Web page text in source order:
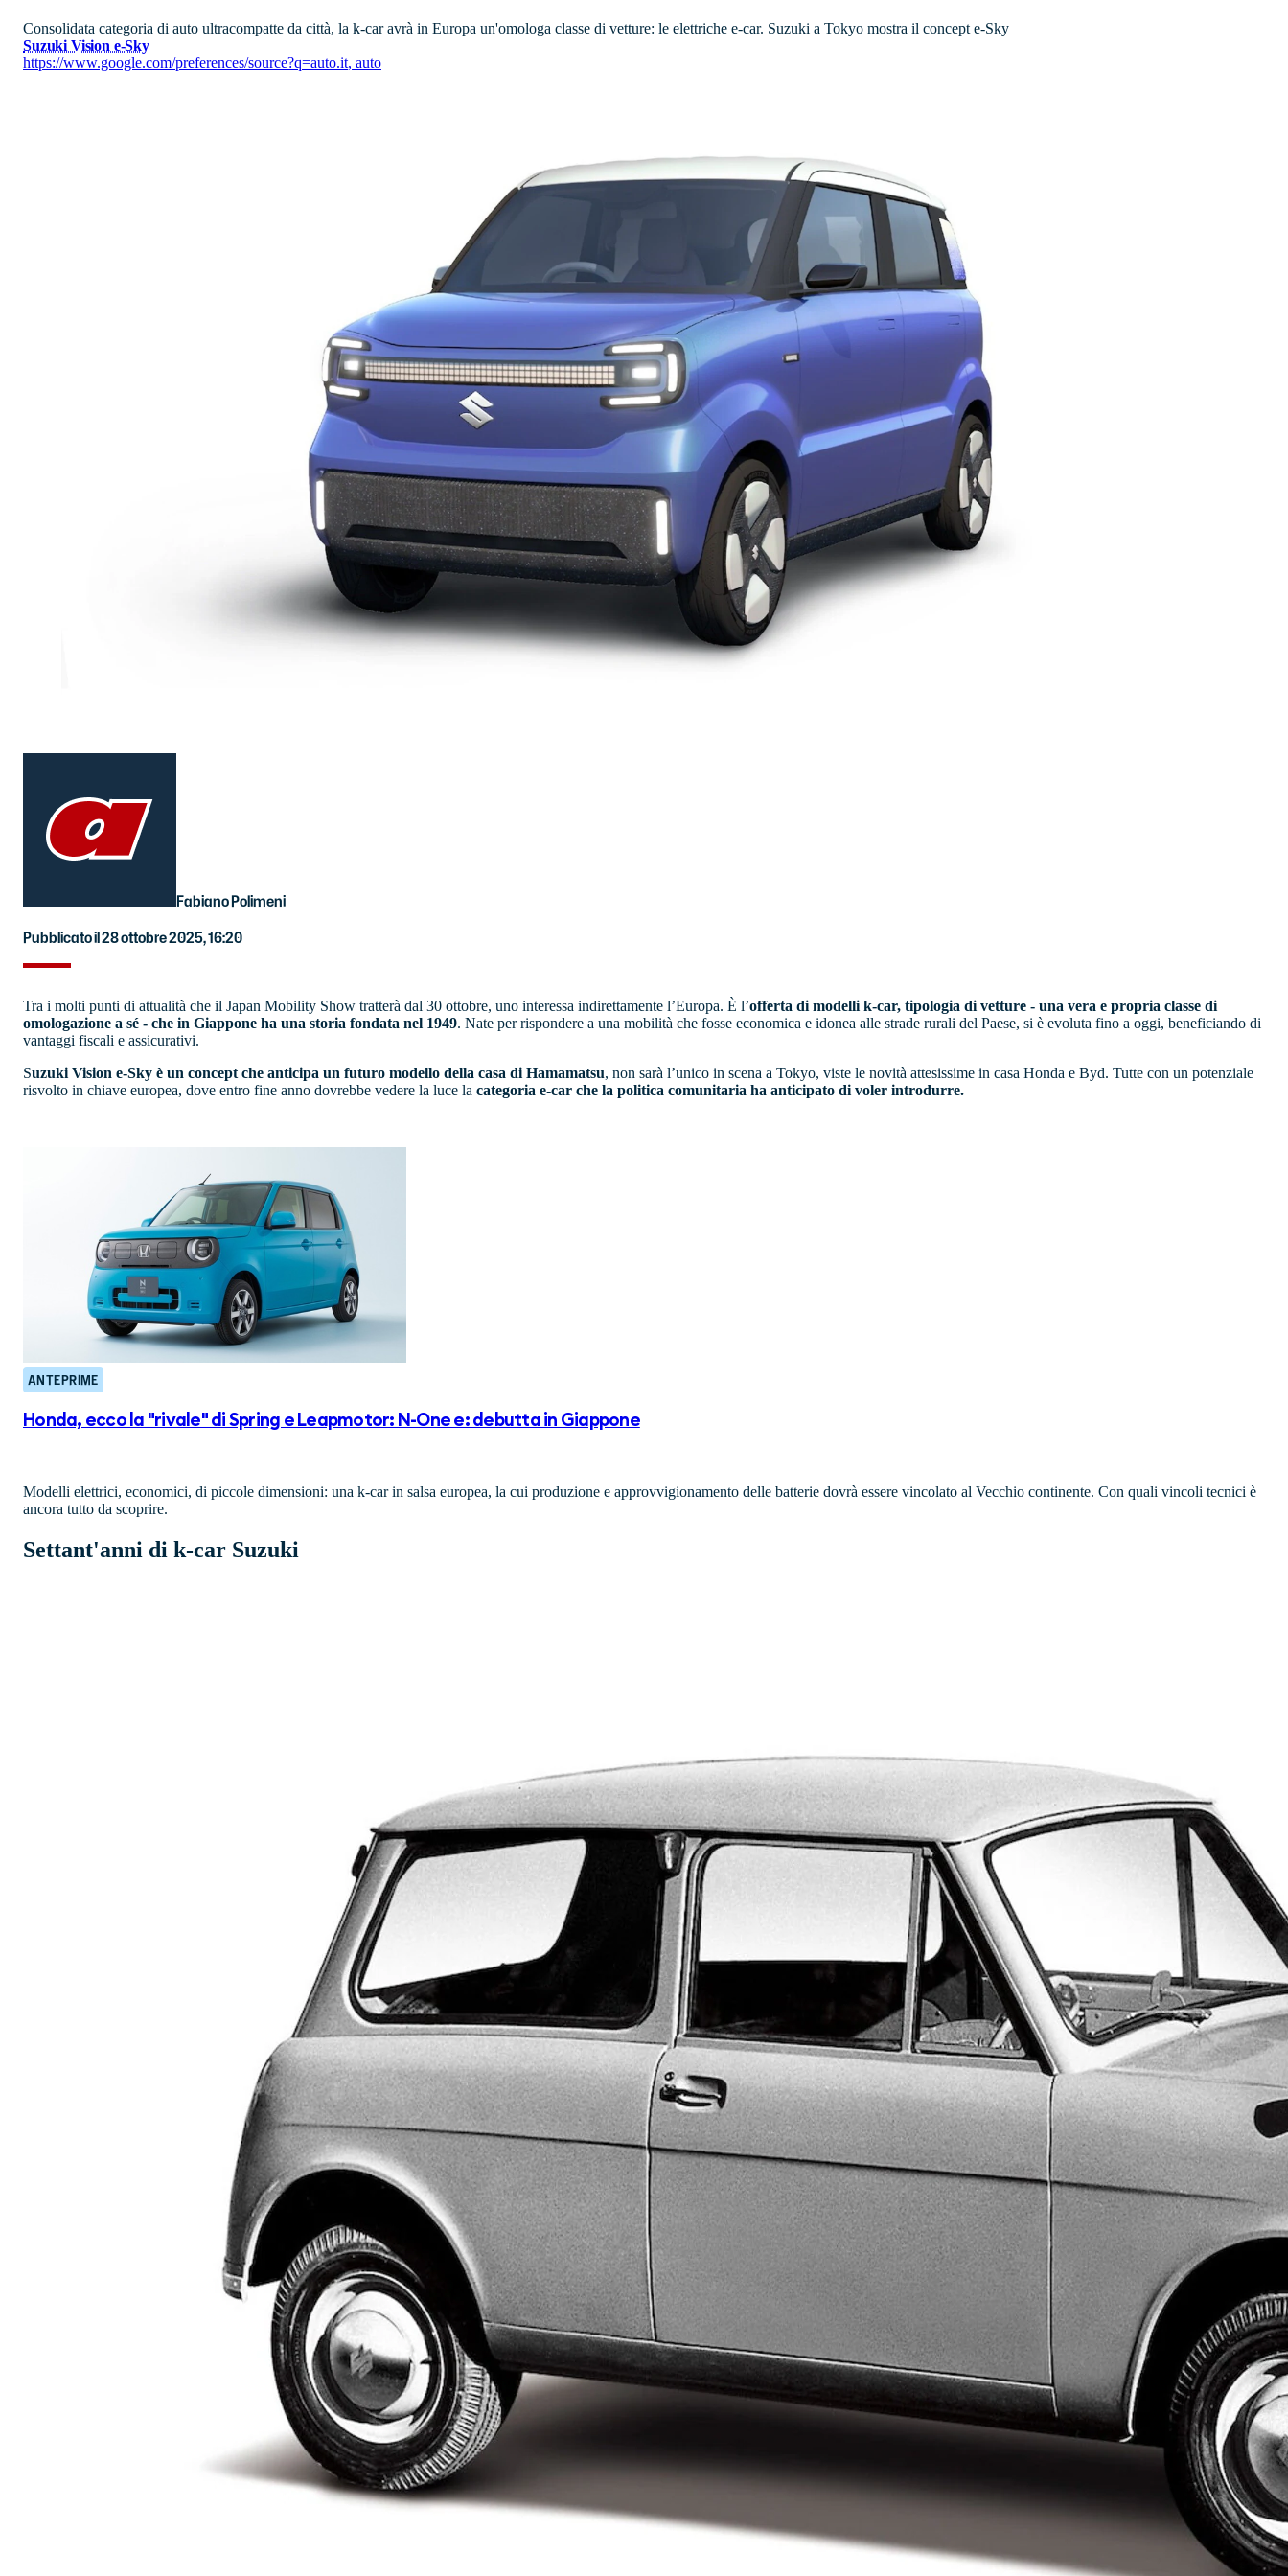
Consolidata categoria di auto ultracompatte da città, la k-car avrà in Europa un'omologa classe di vetture: le elettriche e-car. Suzuki a Tokyo mostra il concept e-Sky
Suzuki Vision e-Sky
https://www.google.com/preferences/source?q=auto.it, auto
Fabiano Polimeni
Pubblicato il 28 ottobre 2025, 16:20
Tra i molti punti di attualità che il Japan Mobility Show tratterà dal 30 ottobre, uno interessa indirettamente l’Europa. È l’offerta di modelli k-car, tipologia di vetture - una vera e propria classe di
omologazione a sé - che in Giappone ha una storia fondata nel 1949. Nate per rispondere a una mobilità che fosse economica e idonea alle strade rurali del Paese, si è evoluta fino a oggi, beneficiando di
vantaggi fiscali e assicurativi.
Suzuki Vision e-Sky è un concept che anticipa un futuro modello della casa di Hamamatsu, non sarà l’unico in scena a Tokyo, viste le novità attesissime in casa Honda e Byd. Tutte con un potenziale
risvolto in chiave europea, dove entro fine anno dovrebbe vedere la luce la categoria e-car che la politica comunitaria ha anticipato di voler introdurre.
ANTEPRIME
Honda, ecco la "rivale" di Spring e Leapmotor: N-One e: debutta in Giappone
Modelli elettrici, economici, di piccole dimensioni: una k-car in salsa europea, la cui produzione e approvvigionamento delle batterie dovrà essere vincolato al Vecchio continente. Con quali vincoli tecnici è
ancora tutto da scoprire.
Settant'anni di k-car Suzuki